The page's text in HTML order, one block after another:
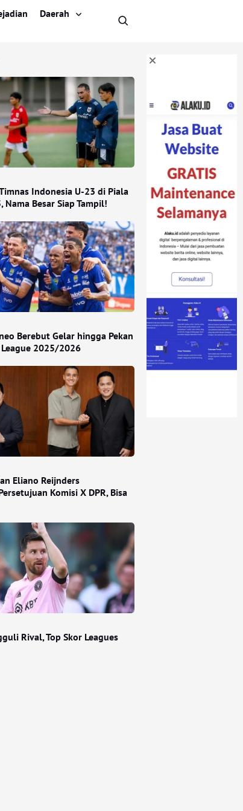
Daerah
Indonesia U-23 di Piala
Nama Besar Siap Tampil!
Berebut Gelar hingga Pekan
2025/2026
Eliano Reijnders
Komisi X DPR, Bisa
Rival, Top Skor Leagues